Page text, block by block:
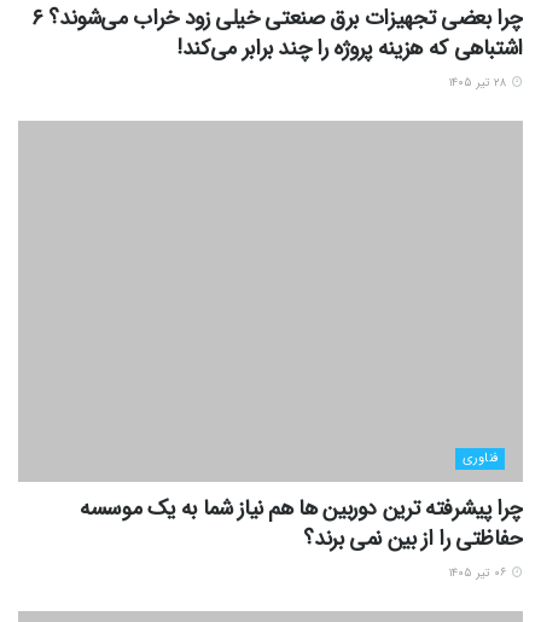
چرا بعضی تجهیزات برق صنعتی خیلی زود خراب می‌شوند؟ ۶
اشتباهی که هزینه پروژه را چند برابر می‌کند!
فناوری
چرا پیشرفته ترین دوربین ها هم نیاز شما به یک موسسه
حفاظتی را از بین نمی برند؟